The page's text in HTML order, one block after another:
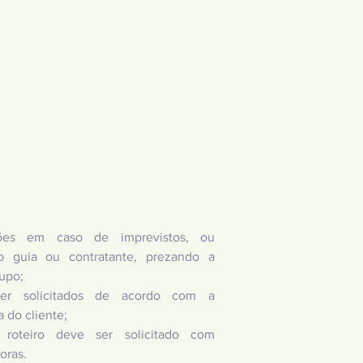
em caso de imprevistos, ou
guia ou contratante, prezando a
solicitados de acordo com a
do cliente;
deve ser solicitado com